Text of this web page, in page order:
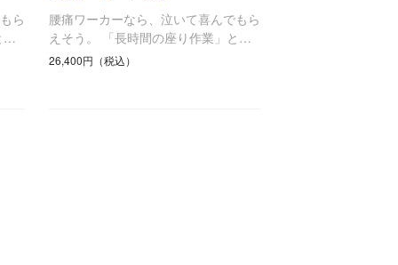
ら
…
腰痛ワーカーなら、泣いて喜んでもら
えそう。 「長時間の座り作業」と…
26,400円（税込）